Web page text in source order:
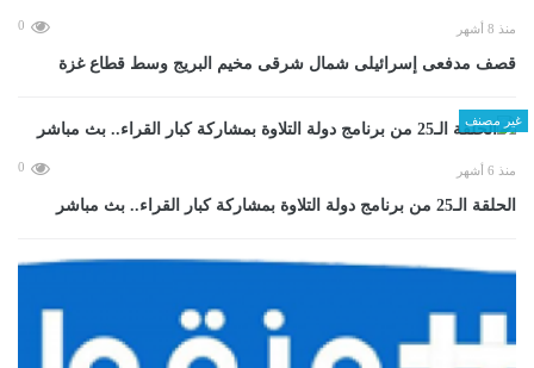
منذ 8 أشهر 0
قصف مدفعى إسرائيلى شمال شرقى مخيم البريج وسط قطاع غزة
غير مصنف
منذ 6 أشهر 0
الحلقة الـ25 من برنامج دولة التلاوة بمشاركة كبار القراء.. بث مباشر